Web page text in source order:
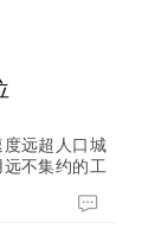
远超人口城
不集约的工